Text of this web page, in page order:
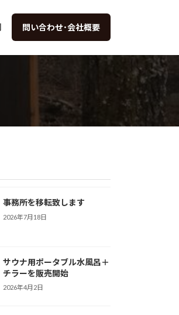
問い合わせ･会社概要
事務所を移転致します
2026年7月18日
サウナ用ポータブル水風呂＋
チラーを販売開始
2026年4月2日